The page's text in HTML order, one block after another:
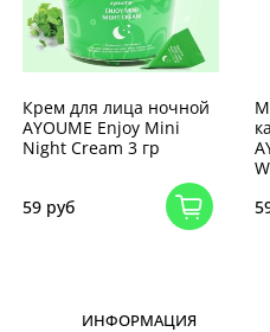
Крем для лица ночной
AYOUME Enjoy Mini
Night Cream 3 гр
59 руб
ИНФОРМАЦИЯ